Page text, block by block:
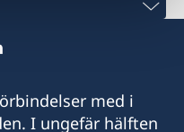
med i
I ungefär hälften